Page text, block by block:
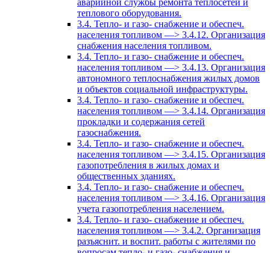
теплового оборудования.
3.4. Тепло- и газо- снабжение и обеспеч.
населения топливом —> 3.4.12. Организация
снабжения населения топливом.
3.4. Тепло- и газо- снабжение и обеспеч.
населения топливом —> 3.4.13. Организация
автономного теплоснабжения жилых домов
и объектов социальной инфраструктуры.
3.4. Тепло- и газо- снабжение и обеспеч.
населения топливом —> 3.4.14. Организация
прокладки и содержания сетей
газоснабжения.
3.4. Тепло- и газо- снабжение и обеспеч.
населения топливом —> 3.4.15. Организация
газопотребления в жилых домах и
общественных зданиях.
3.4. Тепло- и газо- снабжение и обеспеч.
населения топливом —> 3.4.16. Организация
учета газопотребления населением.
3.4. Тепло- и газо- снабжение и обеспеч.
населения топливом —> 3.4.2. Организация
разъяснит. и воспит. работы с жителями по